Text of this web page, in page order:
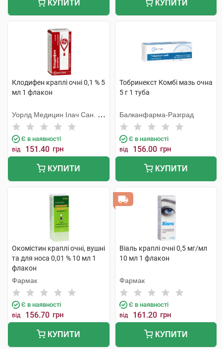
КУПИТИ КУПИТИ
Клодифен краплі очні 0,1 % 5
мл 1 флакон
Уорлд Медицин Ілач Сан. Ве
Тідж
Є в наявності
від 151.40 грн
КУПИТИ
Тобринекст Комбі мазь очна
5 г 1 туба
Балканфарма-Разград
Є в наявності
від 156.00 грн
КУПИТИ
Окомістин краплі очні, вушні
та для носа 0,01 % 10 мл 1
флакон
Фармак
Є в наявності
від 156.70 грн
КУПИТИ
Віаль краплі очні 0,5 мг/мл
10 мл 1 флакон
Фармак
Є в наявності
від 161.20 грн
КУПИТИ